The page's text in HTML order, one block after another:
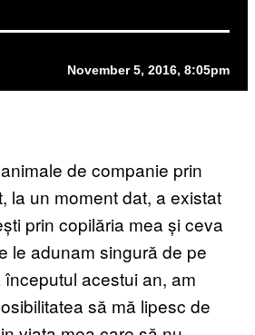
November 5, 2016, 8:05pm
de companie prin
la un moment dat, a existat
prin copilăria mea și ceva
le adunam singură de pe
acestui an, am
să mă lipesc de